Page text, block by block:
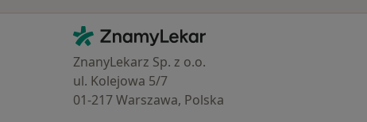
Kontakt
ZnamyLekar - Hlavní stránka
ZnanyLekarz Sp. z o.o.
ul. Kolejowa 5/7
01-217 Warszawa, Polska